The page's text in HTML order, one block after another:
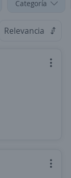
Categoría
Relevancia